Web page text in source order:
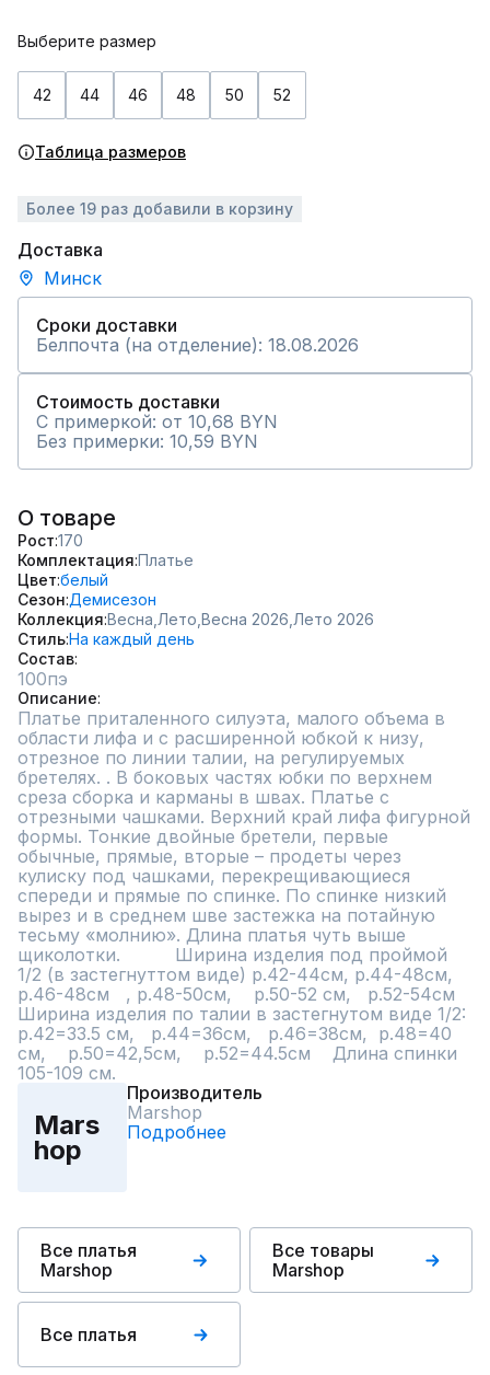
Выберите размер
42 44 46 48 50 52
Таблица размеров
Более 19 раз добавили в корзину
Доставка
Минск
Сроки доставки
Белпочта (на отделение): 18.08.2026
Стоимость доставки
С примеркой: от 10,68 BYN
Без примерки: 10,59 BYN
О товаре
Рост 170
Комплектация Платье
Цвет белый
Сезон Демисезон
Коллекция Весна, Лето, Весна 2026, Лето 2026
СтильНа каждый день
Состав
100пэ
Описание
Платье приталенного силуэта, малого объема в
области лифа и с расширенной юбкой к низу,
отрезное по линии талии, на регулируемых
бретелях. . В боковых частях юбки по верхнем
среза сборка и карманы в швах. Платье с
отрезными чашками. Верхний край лифа фигурной
формы. Тонкие двойные бретели, первые
обычные, прямые, вторые – продеты через
кулиску под чашками, перекрещивающиеся
спереди и прямые по спинке. По спинке низкий
вырез и в среднем шве застежка на потайную
тесьму «молнию». Длина платья чуть выше
щиколотки.          Ширина изделия под проймой
1/2 (в застегнуттом виде) р.42-44см, р.44-48см,
р.46-48см   , р.48-50см,    р.50-52 см,   р.52-54см
Ширина изделия по талии в застегнутом виде 1/2:
р.42=33.5 см,   р.44=36см,   р.46=38см,  р.48=40
см,    р.50=42,5см,    р.52=44.5см    Длина спинки
105-109 см.
Mars
hop
Производитель
Marshop
Подробнее
Все платья
Marshop
Все товары
Marshop
Все платья